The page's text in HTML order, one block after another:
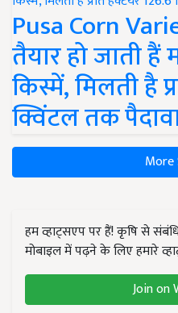
Pusa Corn
तैयार हो जाती
किस्में, मिलती है
क्विंटल तक
हम व्हाट्सएप पर हैं! कृषि से
मोबाइल में पढ़ने के लिए हमारे
Join on